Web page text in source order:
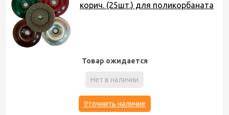
корич. (25шт.) для поликорбаната
Товар ожидается
Нет в наличии
Уточнить наличие